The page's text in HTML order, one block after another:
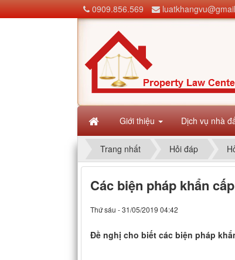
Giới thiệu Dịch vụ nhà
0909.856.569
Trang nhất Hỏi đáp
Các biện pháp khẩn
Thứ sáu - 31/05/2019 04:42
Đề nghị cho biết các biện pháp